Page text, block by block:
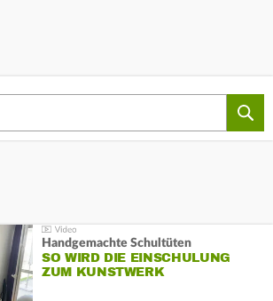
Handgemachte Schultüten
SO WIRD DIE EINSCHULUNG
ZUM KUNSTWERK